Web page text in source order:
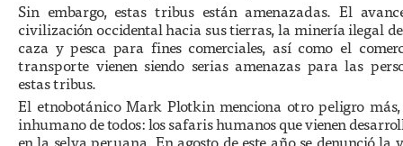
Sin embargo, estas tribus están amenazadas. El
civilización occidental hacia sus tierras, la minería ilegal
caza y pesca para fines comerciales, así como el
transporte vienen siendo serias amenazas para las
estas tribus.
El etnobotánico Mark Plotkin menciona otro peligro
inhumano de todos: los safaris humanos que vienen